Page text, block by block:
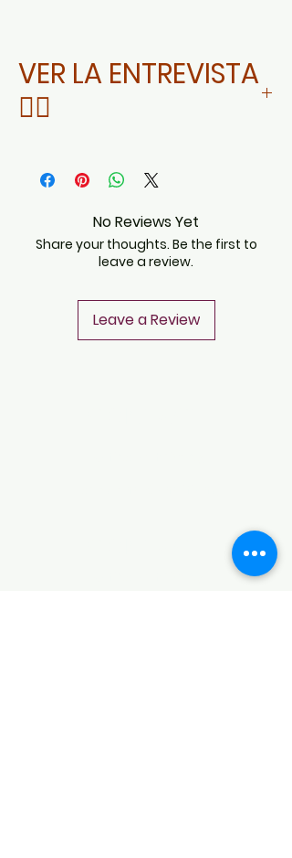
VER LA ENTREVISTA
👇🏻
No Reviews Yet
Share your thoughts. Be the first to
leave a review.
Leave a Review